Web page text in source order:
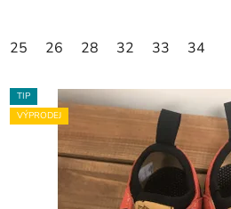
25 26 28 32 33 34
TIP
VÝPRODEJ